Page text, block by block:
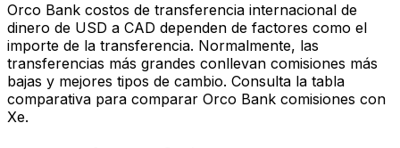
Orco Bank costos de transferencia internacional de
dinero de USD a CAD dependen de factores como el
importe de la transferencia. Normalmente, las
transferencias más grandes conllevan comisiones más
bajas y mejores tipos de cambio. Consulta la tabla
comparativa para comparar Orco Bank comisiones con
Xe.